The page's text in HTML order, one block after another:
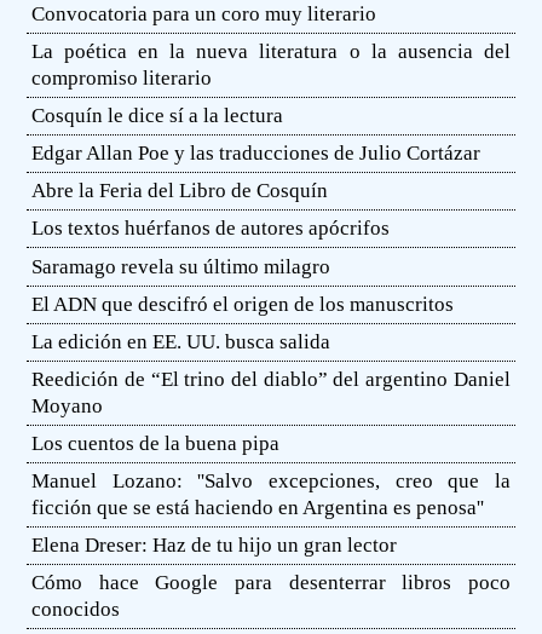
Convocatoria para un coro muy literario
La poética en la nueva literatura o la ausencia del
compromiso literario
Cosquín le dice sí a la lectura
Edgar Allan Poe y las traducciones de Julio Cortázar
Abre la Feria del Libro de Cosquín
Los textos huérfanos de autores apócrifos
Saramago revela su último milagro
El ADN que descifró el origen de los manuscritos
La edición en EE. UU. busca salida
Reedición de “El trino del diablo” del argentino Daniel
Moyano
Los cuentos de la buena pipa
Manuel Lozano: ''Salvo excepciones, creo que la
ficción que se está haciendo en Argentina es penosa''
Elena Dreser: Haz de tu hijo un gran lector
Cómo hace Google para desenterrar libros poco
conocidos